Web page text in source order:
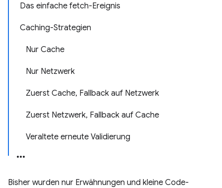
Das einfache fetch-Ereignis
Caching-Strategien
Nur Cache
Nur Netzwerk
Zuerst Cache, Fallback auf Netzwerk
Zuerst Netzwerk, Fallback auf Cache
Veraltete erneute Validierung
Bisher wurden nur Erwähnungen und kleine Code-